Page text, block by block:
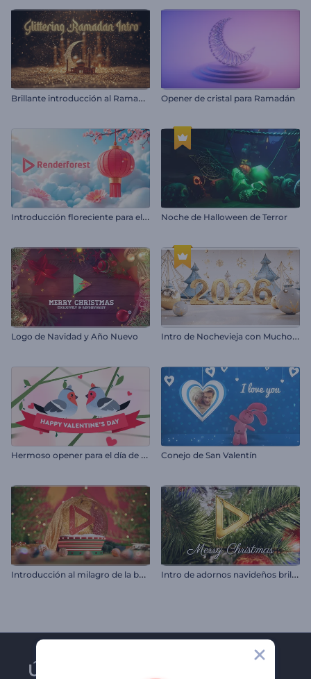
B
rillante introducción al Ramadán Opener de cristal para Ramadán
I
ntroducción floreciente para el Año Nuevo Chino Noche de Halloween de Terror
Logo de Navidad y Año Nuevo I
ntro de Nochevieja con Mucho Brillo
H
ermoso opener para el día de San Valentín Conejo de San Valentín
I
ntroducción al milagro de la bola de nieve I
ntro de adornos navideños brillantes
Únase al boletín de